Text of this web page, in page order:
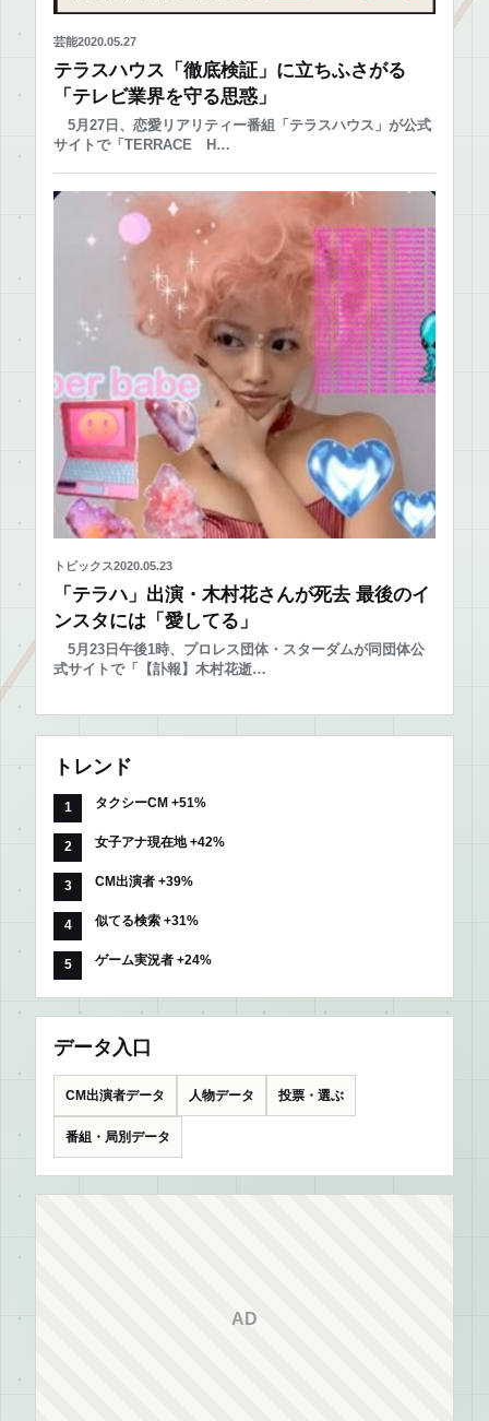
芸能2020.05.27
テラスハウス「徹底検証」に立ちふさがる
「テレビ業界を守る思惑」
5月27日、恋愛リアリティー番組「テラスハウス」が公式
サイトで「TERRACE H…
トピックス2020.05.23
「テラハ」出演・木村花さんが死去 最後のイ
ンスタには「愛してる」
5月23日午後1時、プロレス団体・スターダムが同団体公
式サイトで「【訃報】木村花逝…
トレンド
タクシーCM +51%
女子アナ現在地 +42%
CM出演者 +39%
似てる検索 +31%
ゲーム実況者 +24%
データ入口
CM出演者データ 人物データ 投票・選ぶ
番組・局別データ
AD